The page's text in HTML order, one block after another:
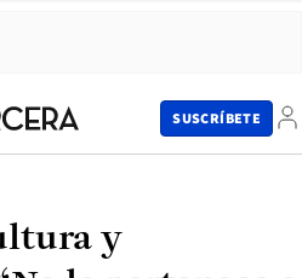
SUSCRÍBETE
y